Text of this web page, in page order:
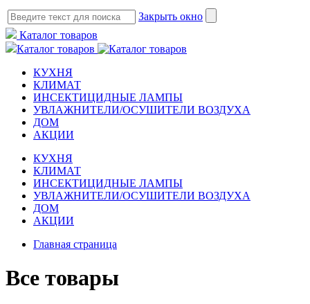
Закрыть окно
Каталог товаров
Каталог товаров
КУХНЯ
КЛИМАТ
ИНСЕКТИЦИДНЫЕ ЛАМПЫ
УВЛАЖНИТЕЛИ/ОСУШИТЕЛИ ВОЗДУХА
ДОМ
АКЦИИ
КУХНЯ
КЛИМАТ
ИНСЕКТИЦИДНЫЕ ЛАМПЫ
УВЛАЖНИТЕЛИ/ОСУШИТЕЛИ ВОЗДУХА
ДОМ
АКЦИИ
Главная страница
Все товары